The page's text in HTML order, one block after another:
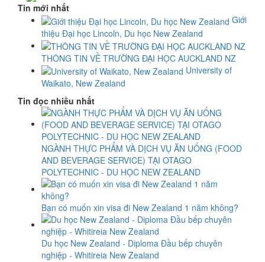
Tin mới nhất
Giới
thiệu Đại học Lincoln, Du học New Zealand
THÔNG TIN VỀ TRƯỜNG ĐẠI HỌC AUCKLAND NZ
University of
Waikato, New Zealand
Tin đọc nhiều nhất
NGÀNH THỰC PHẨM VÀ DỊCH VỤ ĂN UỐNG (FOOD
AND BEVERAGE SERVICE) TẠI OTAGO
POLYTECHNIC - DU HỌC NEW ZEALAND
Bạn có muốn xin visa đi New Zealand 1 năm không?
Du học New Zealand - Diploma Đầu bếp chuyên
nghiệp - Whitireia New Zealand